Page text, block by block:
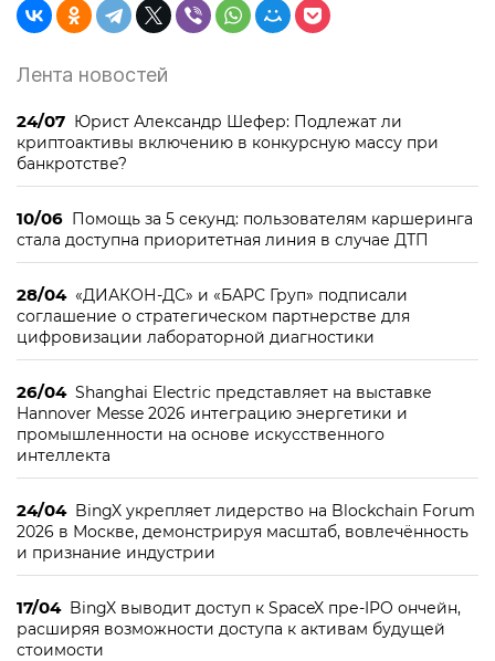
Лента новостей
24/07 Юрист Александр Шефер: Подлежат ли
криптоактивы включению в конкурсную массу при
банкротстве?
10/06 Помощь за 5 секунд: пользователям каршеринга
стала доступна приоритетная линия в случае ДТП
28/04 «ДИАКОН-ДС» и «БАРС Груп» подписали
соглашение о стратегическом партнерстве для
цифровизации лабораторной диагностики
26/04 Shanghai Electric представляет на выставке
Hannover Messe 2026 интеграцию энергетики и
промышленности на основе искусственного
интеллекта
24/04 BingX укрепляет лидерство на Blockchain Forum
2026 в Москве, демонстрируя масштаб, вовлечённость
и признание индустрии
17/04 BingX выводит доступ к SpaceX пре-IPO ончейн,
расширяя возможности доступа к активам будущей
стоимости